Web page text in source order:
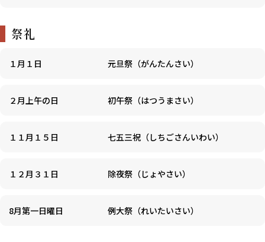
祭礼
１月１日 元旦祭（がんたんさい）
２月上午の日 初午祭（はつうまさい）
１１月１５日 七五三祝（しちごさんいわい）
１２月３１日 除夜祭（じょやさい）
8月第一日曜日 例大祭（れいたいさい）